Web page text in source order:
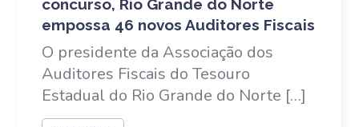
concurso, Rio Grande do Norte
empossa 46 novos Auditores Fiscais
O presidente da Associação dos
Auditores Fiscais do Tesouro
Estadual do Rio Grande do Norte […]